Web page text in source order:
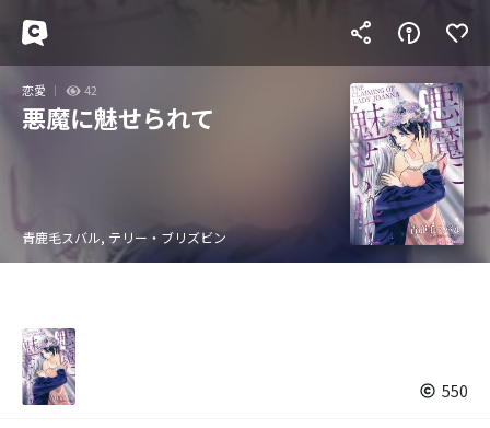
恋愛 42
悪魔に魅せられて
青鹿毛スバル, テリー・ブリズビン
550